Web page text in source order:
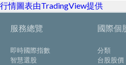
行情圖表由TradingView提供
服務總覽
即時國際指數
智慧選股
國際個
分類
台股股價